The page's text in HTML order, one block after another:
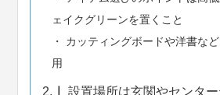
ェイクグリーンを置くこと
カッティングボードや洋書な
用
2. 設置場所は玄関やセンタ